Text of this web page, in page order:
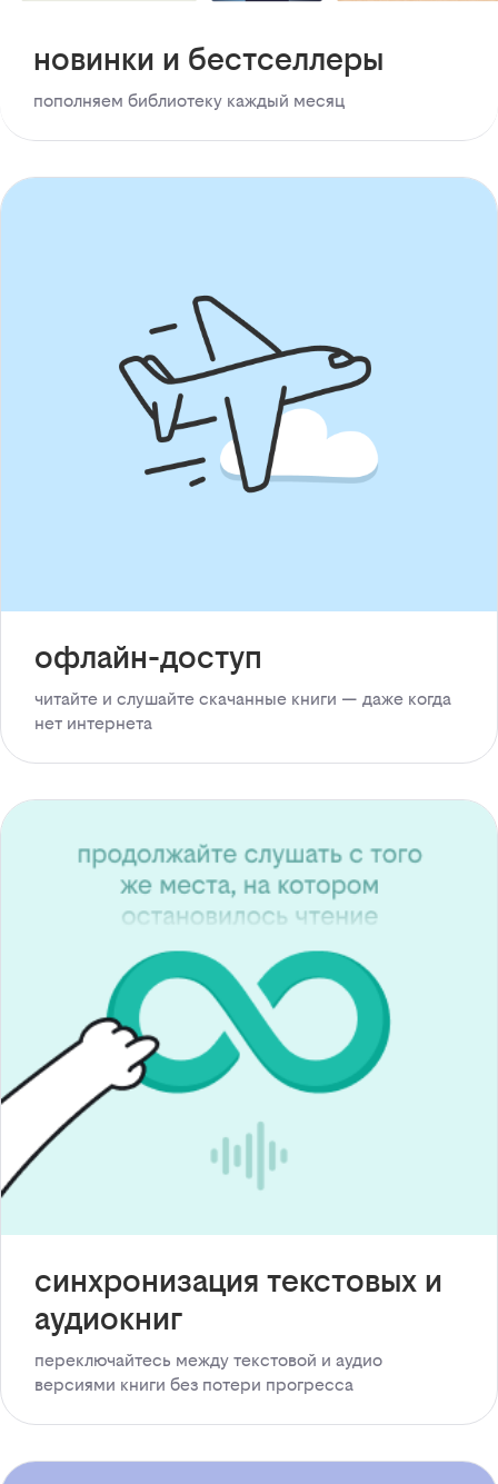
новинки и бестселлеры
пополняем библиотеку каждый месяц
офлайн-доступ
читайте и слушайте скачанные книги — даже когда
нет интернета
синхронизация текстовых и
аудиокниг
переключайтесь между текстовой и аудио
версиями книги без потери прогресса